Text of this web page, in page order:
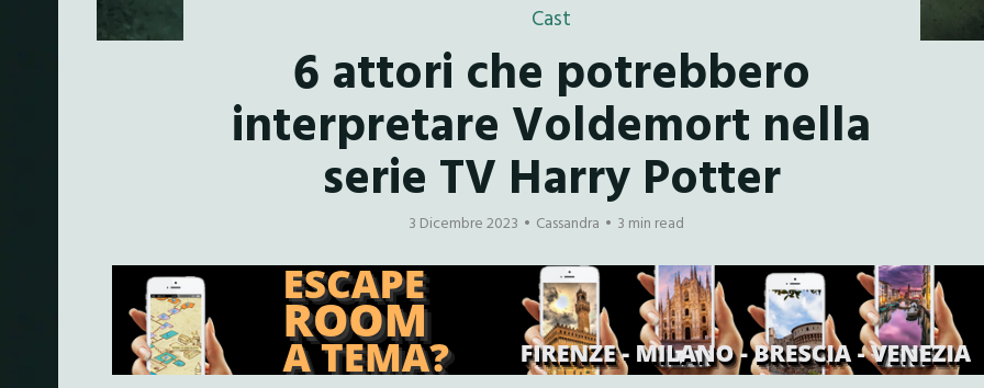
Cast
6 attori che potrebbero
interpretare Voldemort nella
serie TV Harry Potter
3 Dicembre 2023 Cassandra 3 min read